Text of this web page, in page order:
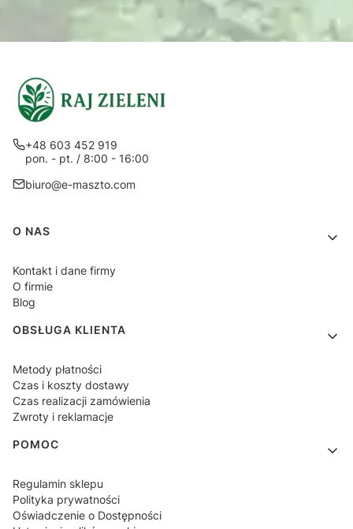
+48 603 452 919
pon. - pt. / 8:00 - 16:00
biuro@e-maszto.com
Linki w stopce
O NAS
Kontakt i dane firmy
O firmie
Blog
OBSŁUGA KLIENTA
Metody płatności
Czas i koszty dostawy
Czas realizacji zamówienia
Zwroty i reklamacje
POMOC
Regulamin sklepu
Polityka prywatności
Oświadczenie o Dostępności